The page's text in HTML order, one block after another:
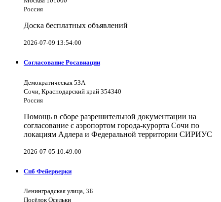
Россия
Доска бесплатных объявлений
2026-07-09 13:54:00
Согласование Росавиации
Демократическая 53А
Сочи, Краснодарский край 354340
Россия
Помощь в сборе разрешительной документации на
согласование с аэропортом города-курорта Сочи по
локациям Адлера и Федеральной территории СИРИУС
2026-07-05 10:49:00
Спб Фейерверки
Ленинградская улица, 3Б
Посёлок Осельки